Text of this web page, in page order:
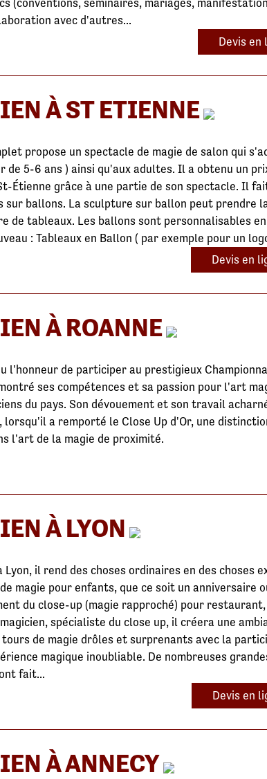
(conventions, séminaires, mariages,
avec d'autres...
Devis en
À ST ETIENNE
propose un spectacle de magie de salon qui
de 5-6 ans ) ainsi qu'aux adultes. Il a obtenu un
Étienne grâce à une partie de son spectacle. Il
sur ballons. La sculpture sur ballon peut prendre
de tableaux. Les ballons sont personnalisables
: Tableaux en Ballon ( par exemple pour un
Devis en
À ROANNE
l'honneur de participer au prestigieux
ses compétences et sa passion pour l'art
du pays. Son dévouement et son travail
lorsqu'il a remporté le Close Up d'Or, une
l'art de la magie de proximité.
À LYON
Lyon, il rend des choses ordinaires en des choses
magie pour enfants, que ce soit un anniversaire
du close-up (magie rapproché) pour
spécialiste du close up, il créera une
de magie drôles et surprenants avec la
magique inoubliable. De nombreuses
fait...
Devis en
À ANNECY